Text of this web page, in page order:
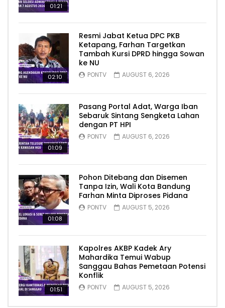
01:21
02:10
Resmi Jabat Ketua DPC PKB
Ketapang, Farhan Targetkan
Tambah Kursi DPRD hingga Sowan
ke NU
PONTV AUGUST 6, 2026
01:09
Pasang Portal Adat, Warga Iban
Sebaruk Sintang Sengketa Lahan
dengan PT HPI
PONTV AUGUST 6, 2026
01:08
Pohon Ditebang dan Disemen
Tanpa Izin, Wali Kota Bandung
Farhan Minta Diproses Pidana
PONTV AUGUST 5, 2026
01:51
Kapolres AKBP Kadek Ary
Mahardika Temui Wabup
Sanggau Bahas Pemetaan Potensi
Konflik
PONTV AUGUST 5, 2026